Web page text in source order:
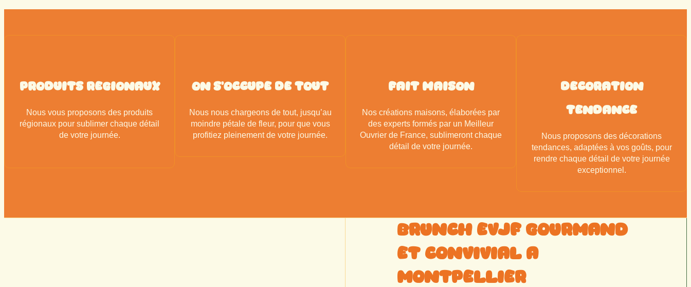
Produits Regionaux
Nous vous proposons des produits
régionaux pour sublimer chaque détail
de votre journée.
on s'occupe de tout
Nous nous chargeons de tout, jusqu’au
moindre pétale de fleur, pour que vous
profitiez pleinement de votre journée.
Fait Maison
Nos créations maisons, élaborées par
des experts formés par un Meilleur
Ouvrier de France, sublimeront chaque
détail de votre journée.
decoration
tendance
Nous proposons des décorations
tendances, adaptées à vos goûts, pour
rendre chaque détail de votre journée
exceptionnel.
Brunch EVJF Gourmand
et Convivial a
Montpellier